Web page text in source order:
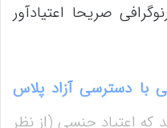
صریحا اعتیادآور
با دسترسی آزاد پلاس
اعتیاد جنسی (از نظر